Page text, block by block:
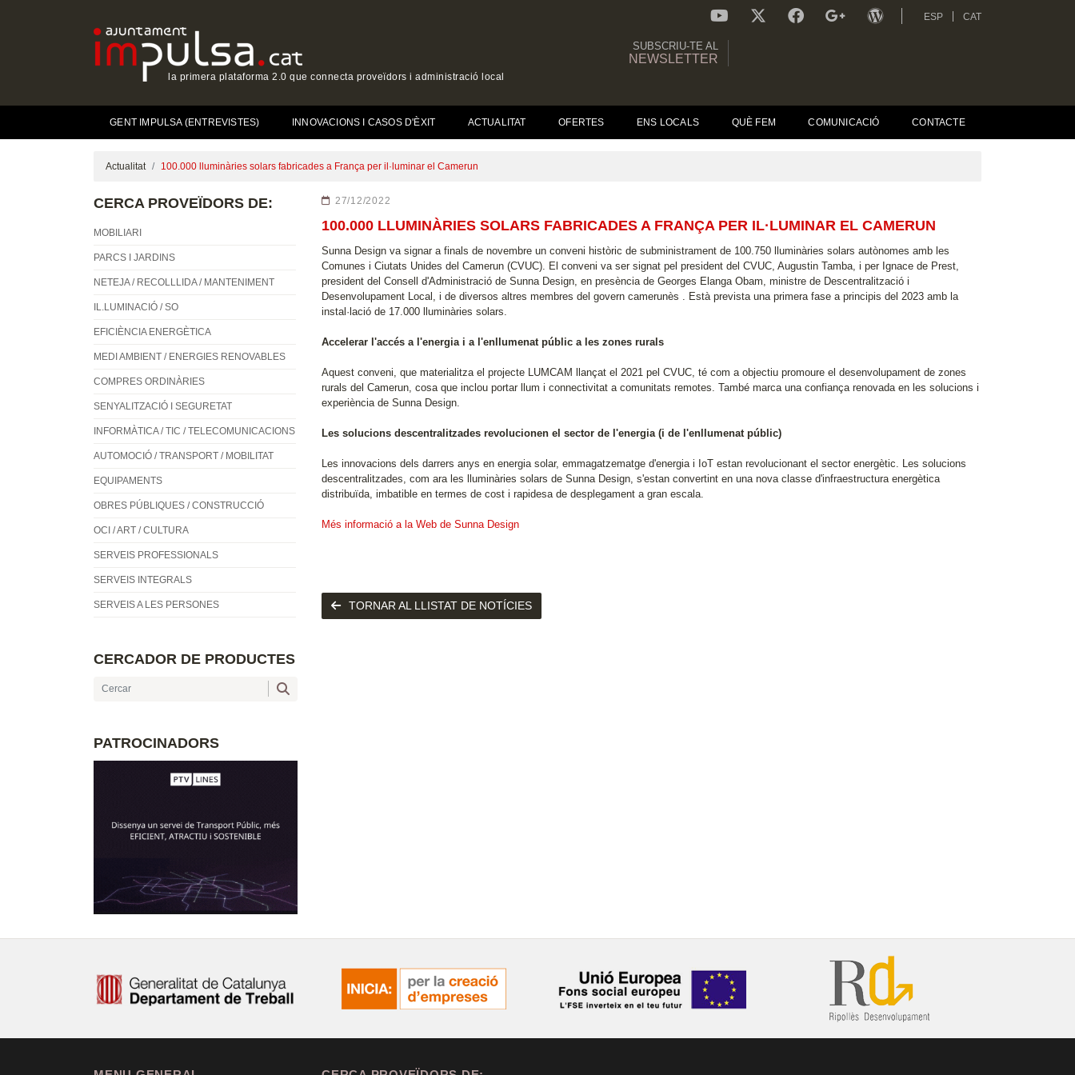
la primera plataforma 2.0 que connecta proveïdors i administració local
ESP CAT
SUBSCRIU-TE AL
NEWSLETTER
GENT IMPULSA (ENTREVISTES) INNOVACIONS I CASOS D'ÈXIT ACTUALITAT(CURRENT)OFERTES ENS LOCALS QUÈ FEM COMUNICACIÓ CONTACTE
Actualitat 100.000 lluminàries solars fabricades a França per il·luminar el Camerun
CERCA PROVEÏDORS DE:
MOBILIARI
PARCS I JARDINS
NETEJA / RECOLLLIDA / MANTENIMENT
IL.LUMINACIÓ / SO
EFICIÈNCIA ENERGÈTICA
MEDI AMBIENT / ENERGIES RENOVABLES
COMPRES ORDINÀRIES
SENYALITZACIÓ I SEGURETAT
INFORMÀTICA / TIC / TELECOMUNICACIONS
AUTOMOCIÓ / TRANSPORT / MOBILITAT
EQUIPAMENTS
OBRES PÚBLIQUES / CONSTRUCCIÓ
OCI / ART / CULTURA
SERVEIS PROFESSIONALS
SERVEIS INTEGRALS
SERVEIS A LES PERSONES
CERCADOR DE PRODUCTES
PATROCINADORS
27/12/2022
100.000 LLUMINÀRIES SOLARS FABRICADES A FRANÇA PER IL·LUMINAR EL CAMERUN
Sunna Design va signar a finals de novembre un conveni històric de subministrament de 100.750 lluminàries solars autònomes amb les
Comunes i Ciutats Unides del Camerun (CVUC). El conveni va ser signat pel president del CVUC, Augustin Tamba, i per Ignace de Prest,
president del Consell d'Administració de Sunna Design, en presència de Georges Elanga Obam, ministre de Descentralització i
Desenvolupament Local, i de diversos altres membres del govern camerunès . Està prevista una primera fase a principis del 2023 amb la
instal·lació de 17.000 lluminàries solars.
Accelerar l'accés a l'energia i a l'enllumenat públic a les zones rurals
Aquest conveni, que materialitza el projecte LUMCAM llançat el 2021 pel CVUC, té com a objectiu promoure el desenvolupament de zones
rurals del Camerun, cosa que inclou portar llum i connectivitat a comunitats remotes. També marca una confiança renovada en les solucions i
experiència de Sunna Design.
Les solucions descentralitzades revolucionen el sector de l'energia (i de l'enllumenat públic)
Les innovacions dels darrers anys en energia solar, emmagatzematge d'energia i IoT estan revolucionant el sector energètic. Les solucions
descentralitzades, com ara les lluminàries solars de Sunna Design, s'estan convertint en una nova classe d'infraestructura energètica
distribuïda, imbatible en termes de cost i rapidesa de desplegament a gran escala.
Més informació a la Web de Sunna Design
TORNAR AL LLISTAT DE NOTÍCIES